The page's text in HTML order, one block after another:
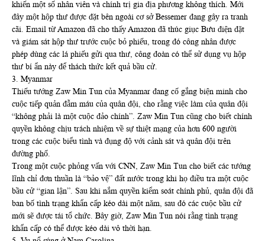
khiến một số nhân viên và chính trị gia địa phương không thích. Mới
đây một hộp thư được đặt bên ngoài cơ sở Bessemer đang gây ra tranh
cãi. Email từ Amazon đã cho thấy Amazon đã thúc giục Bưu điện đặt
và giám sát hộp thư trước cuộc bỏ phiếu, trong đó công nhân được
phép dùng các lá phiếu gửi qua thư, công đoàn có thể sử dụng vụ hộp
thư bí ẩn này để thách thức kết quả bầu cử.
3. Myanmar
Thiếu tướng Zaw Min Tun của Myanmar đang cố gắng biện minh cho
cuộc tiếp quản đẫm máu của quân đội, cho rằng việc làm của quân đội
“không phải là một cuộc đảo chính”. Zaw Min Tun cũng cho biết chính
quyền không chịu trách nhiệm về sự thiệt mạng của hơn 600 người
trong các cuộc biểu tình và đụng độ với cảnh sát và quân đội trên
đường phố.
Trong một cuộc phỏng vấn với CNN, Zaw Min Tun cho biết các tướng
lĩnh chỉ đơn thuần là “bảo vệ” đất nước trong khi họ điều tra một cuộc
bầu cử “gian lận”. Sau khi nắm quyền kiểm soát chính phủ, quân đội đã
ban bố tình trạng khẩn cấp kéo dài một năm, sau đó các cuộc bầu cử
mới sẽ được tái tổ chức. Bây giờ, Zaw Min Tun nói rằng tình trạng
khẩn cấp có thể được kéo dài vô thời hạn.